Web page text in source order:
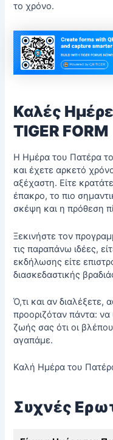
το χρόνο.
Καλές
TIGER FORM
Η Ημέρα του Πατέρα
και έχετε αρκετό
αξέχαστη. Είτε
έπακρο, το πιο
σκέψη και η πρόθεση
Ξεκινήστε τον
τις παραπάνω ιδέες,
εκδήλωσης είτε
διασκεδαστικής
Ό,τι και αν διαλέξετε,
προοριζόταν πάντα: να
ζωής σας ότι οι
αγαπάμε.
Καλή Ημέρα του
Συχνές